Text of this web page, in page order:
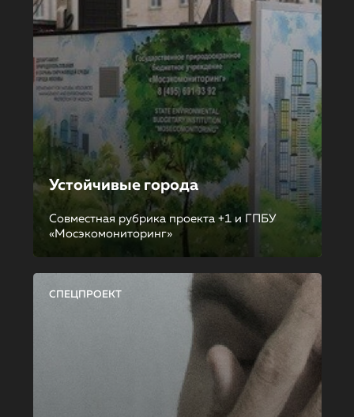
Устойчивые города
Совместная рубрика проекта +1 и ГПБУ
«Мосэкомониторинг»
СПЕЦПРОЕКТ